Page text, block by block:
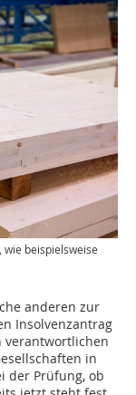
wie beispielsweise
anderen zur
Insolvenzantrag
verantwortlichen
in
der Prüfung, ob